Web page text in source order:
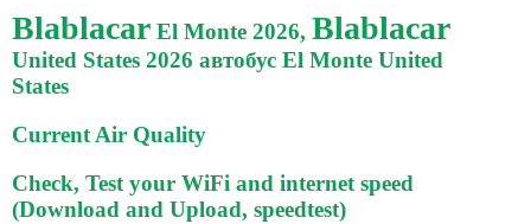
Blablacar El Monte 2026, Blablacar
United States 2026 автобус El Monte United
States
Current Air Quality
Check, Test your WiFi and internet speed
(Download and Upload, speedtest)